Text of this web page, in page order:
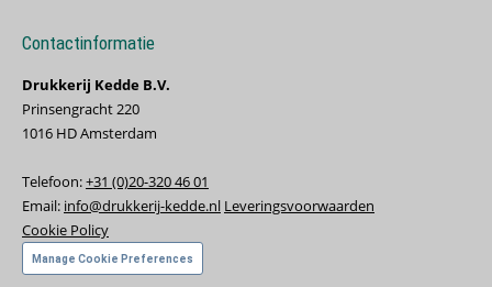
Contactinformatie
Drukkerij Kedde B.V.
Prinsengracht 220
1016 HD Amsterdam
Telefoon:+31 (0)20-320 46 01
Email: info@drukkerij-kedde.nl Leveringsvoorwaarden
Cookie Policy
Manage Cookie Preferences